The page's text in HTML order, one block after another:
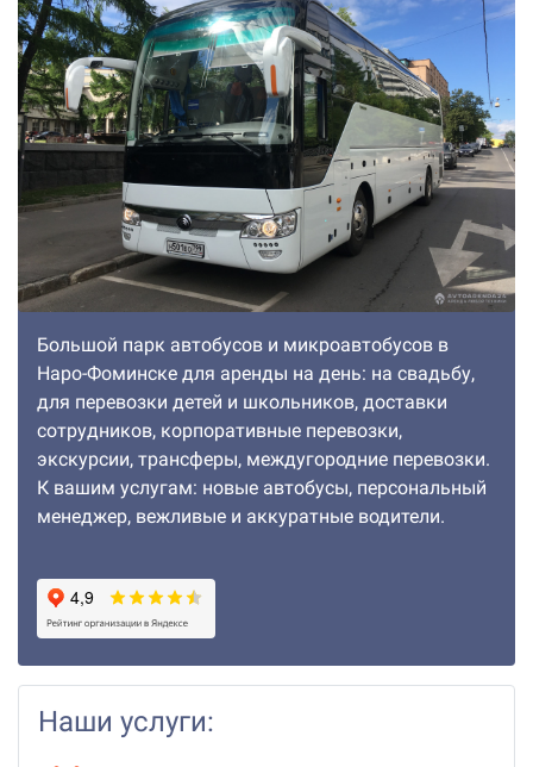
Большой парк автобусов и микроавтобусов в
Наро-Фоминске для аренды на день: на свадьбу,
для перевозки детей и школьников, доставки
сотрудников, корпоративные перевозки,
экскурсии, трансферы, междугородние перевозки.
К вашим услугам: новые автобусы, персональный
менеджер, вежливые и аккуратные водители.
Наши услуги: